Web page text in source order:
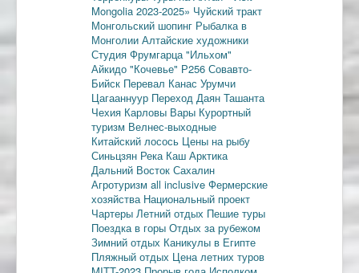
Mongolia 2023-2025» Чуйский тракт
Монгольский шопинг Рыбалка в
Монголии Алтайские художники
Студия Фрумгарца"Ильхом"
Айкидо "Кочевье" Р256 Совавто-
Бийск Перевал Канас Урумчи
Цагааннуур Переход Даян Ташанта
Чехия Карловы Вары Курортный
туризм Велнес-выходные
Китайский лосось Цены на рыбу
Синьцзян Река Каш Арктика
Дальний Восток Сахалин
Агротуризм all inclusive Фермерские
хозяйства Национальный проект
Чартеры Летний отдых Пешие туры
Поездка в горы Отдых за рубежом
Зимний отдых Каникулы в Египте
Пляжный отдых Цена летних туров